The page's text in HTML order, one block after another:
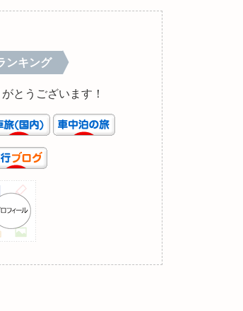
ンキング
とうございます！